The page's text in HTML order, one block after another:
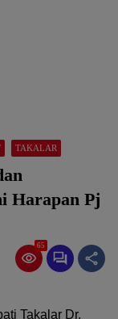
TAKALAR
Harapan Pj
65
Takalar Dr.